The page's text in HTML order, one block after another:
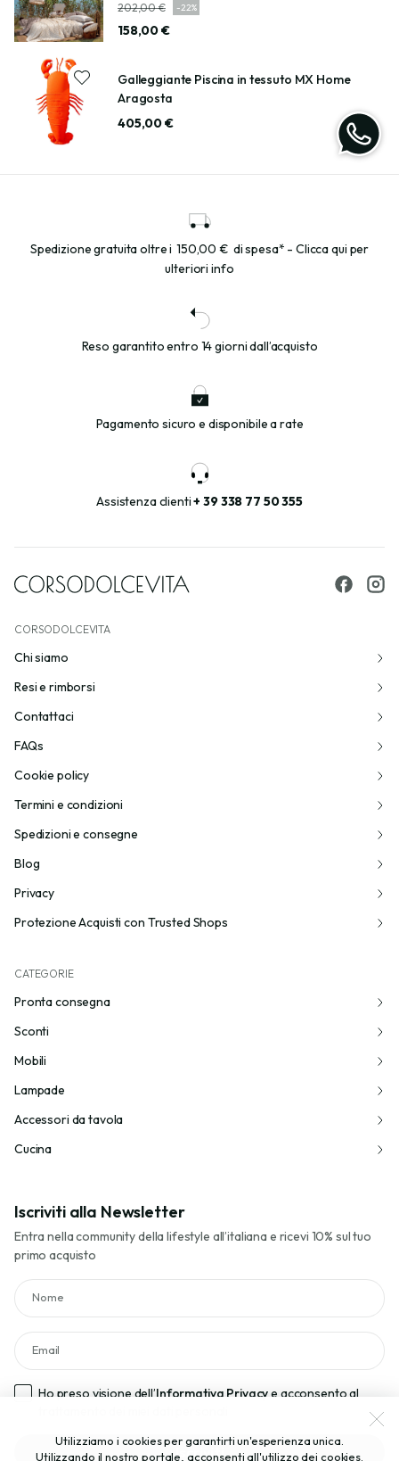
202,00 €
158,00 €
-22%
Galleggiante Piscina in tessuto MX Home
Aragosta
405,00 €
Spedizione gratuita oltre i 150,00 € di spesa* - Clicca qui per
ulteriori info
Reso garantito entro 14 giorni dall’acquisto
Pagamento sicuro e disponibile a rate
Assistenza clienti+ 39 338 77 50 355
CORSODOLCEVITA
Chi siamo
Resi e rimborsi
Contattaci
FAQs
Cookie policy
Termini e condizioni
Spedizioni e consegne
Blog
Privacy
Protezione Acquisti con Trusted Shops
CATEGORIE
Pronta consegna
Sconti
Mobili
Lampade
Accessori da tavola
Cucina
Iscriviti alla Newsletter
Entra nella community della lifestyle all’italiana e ricevi 10% sul tuo
primo acquisto
Nome
Email
Ho preso visione dell’Informativa Privacye acconsento al
Iscriviti
Utilizziamo i cookies per garantirti un'esperienza unica.
Utilizzando il nostro portale, acconsenti all'utilizzo dei cookies.